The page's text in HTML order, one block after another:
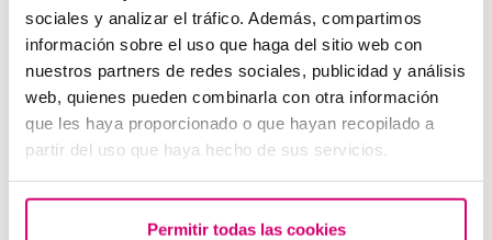
sociales y analizar el tráfico. Además, compartimos
información sobre el uso que haga del sitio web con
nuestros partners de redes sociales, publicidad y análisis
web, quienes pueden combinarla con otra información
que les haya proporcionado o que hayan recopilado a
partir del uso que haya hecho de sus servicios.
Permitir todas las cookies
Endometrio Trilaminare: cosa significa?